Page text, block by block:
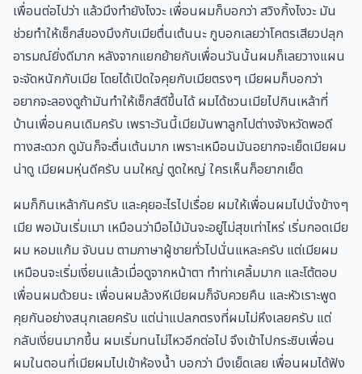
เพื่อนต่อไปว่า แล้วมึงทำยังไงวะ เพื่อนผมก็บอกว่า สวิงกิ้งไงวะ มัน
ช่วยทำให้เซ็กส์ของมึงกับเมียตื่นเต้นนะ กูบอกเลยว่าโคตรเสียวปลุก
อารมณ์ยิ่งดีมาก หลังจากแยกย้ายกับเพื่อนวันนั้นผมก็เลยวางแผน
จะจัดหนักกับเมีย โดยได้เปิดใจคุยกับเมียตรงๆ เมียผมก็บอกว่า
อยากจะลองดูถ้ามันทำให้เซ็กส์ดีขึ้นได้ ผมได้ชวนเมียไปกินเหล้าที่
บ้านเพื่อนคนเดิมครับ เพราะวันนี้เมียมันพาลูกไปต่างจังหวัดพอดี
ทางสะดวก ดูมันก็จะตื่นเต้นมาก เพราะเหมือนมันอยากจะเย็ดเมียผม
น่าดู เมียผมหุ่นดีครับ นมใหญ่ ตูดใหญ่ ใครเห็นก็อยากเย็ด
ผมก็กินเหล้ากันครับ และคุยอะไรไปเรื่อย ผมให้เพื่อนผมไปนั่งข้างๆ
เมีย พอมันเริ่มเมา เหมือนว่ามือไม้มันจะอยู่ไม่สุขเท่าไหร่ เริ่มกอดเมีย
ผม หอมแก้ม จับนม ตามภาษาผู้ชายทั่วไปนั่นแหละครับ แต่เมียผม
เหมือนจะเริ่มเงี่ยนแล้วเมื่อดูจากหน้าตา ทำท่าเคลิ้มมาก และโต้ตอบ
เพื่อนผมด้วยนะ เพื่อนผมล้วงหีเมียผมก็จับควยคืน และหัวเราะพูด
คุยกันอย่างสนุกเลยครับ แต่น่าแปลกตรงที่ผมไม่หึงเลยครับ แต่
กลับเงี่ยนมากขึ้น ผมเริ่มทนไม่ไหวอีกต่อไป จึงเข้าไปกระซิบเพื่อน
ผมในตอนที่เมียผมไปเข้าห้องน้ำ บอกว่า มึงเย็ดเลย เพื่อนผมได้ฟัง